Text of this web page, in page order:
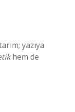
yazıya
hem de